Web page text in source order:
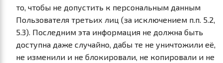
то, чтобы не допустить к персональным данным
Пользователя третьих лиц (за исключением п.п. 5.2,
5.3). Последним эта информация не должна быть
доступна даже случайно, дабы те не уничтожили её,
не изменили и не блокировали, не копировали и не